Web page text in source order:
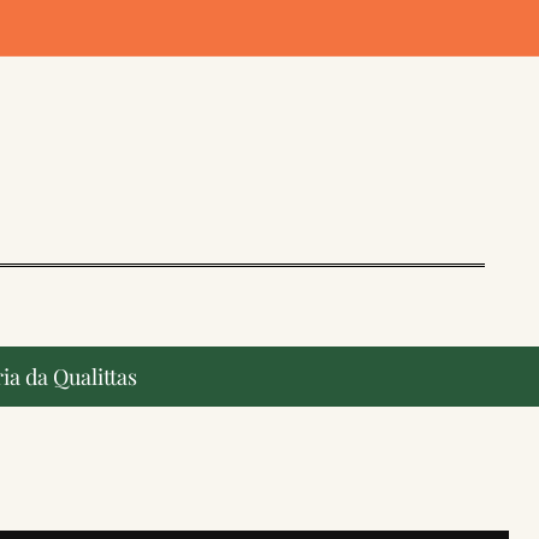
da Qualittasdestaque na imprensa